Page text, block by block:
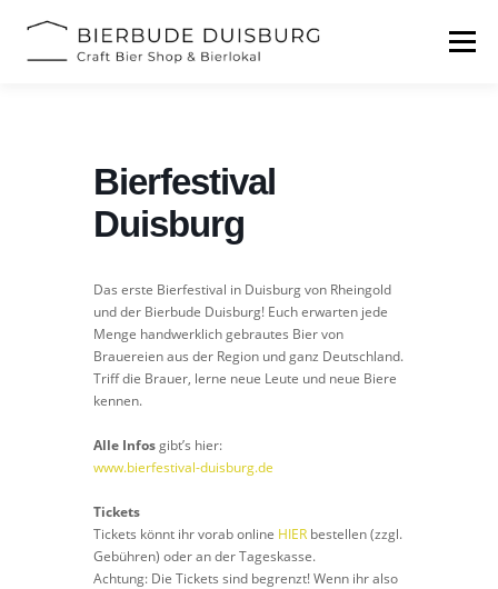
Inhalt
Menü
KONTAKT
Bierfestival
Duisburg
Das erste Bierfestival in Duisburg von Rheingold
und der Bierbude Duisburg! Euch erwarten jede
Menge handwerklich gebrautes Bier von
Brauereien aus der Region und ganz Deutschland.
Triff die Brauer, lerne neue Leute und neue Biere
kennen.
Alle Infosgibt’s hier:
www.bierfestival-duisburg.de
Tickets
Tickets könnt ihr vorab online HIER bestellen (zzgl.
Gebühren) oder an der Tageskasse.
Achtung: Die Tickets sind begrenzt! Wenn ihr also